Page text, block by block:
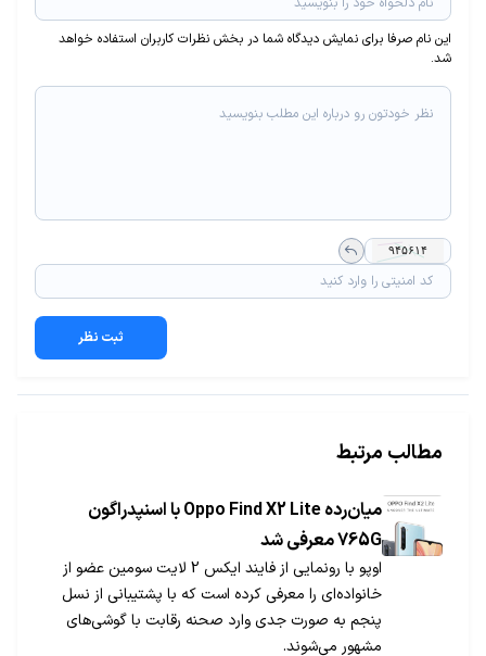
این نام صرفا برای نمایش دیدگاه شما در بخش نظرات کاربران استفاده خواهد
شد.
ثبت نظر
مطالب مرتبط
میان‌رده Oppo Find X2 Lite با اسنپدراگون
765G معرفی شد
اوپو با رونمایی از فایند ایکس 2 لایت سومین عضو از
خانواده‌ای را معرفی کرده است که با پشتیبانی از نسل
پنجم به صورت جدی وارد صحنه رقابت با گوشی‌های
مشهور می‌شوند.